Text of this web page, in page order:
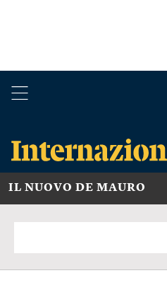
IL NUOVO DE MAURO